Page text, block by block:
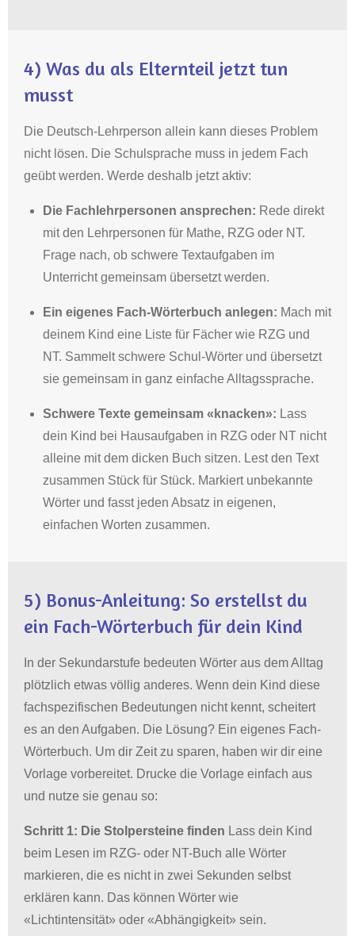
4) Was du als Elternteil jetzt tun
musst
Die Deutsch-Lehrperson allein kann dieses Problem
nicht lösen. Die Schulsprache muss in jedem Fach
geübt werden. Werde deshalb jetzt aktiv:
Die Fachlehrpersonen ansprechen: Rede direkt
mit den Lehrpersonen für Mathe, RZG oder NT.
Frage nach, ob schwere Textaufgaben im
Unterricht gemeinsam übersetzt werden.
Ein eigenes Fach-Wörterbuch anlegen: Mach mit
deinem Kind eine Liste für Fächer wie RZG und
NT. Sammelt schwere Schul-Wörter und übersetzt
sie gemeinsam in ganz einfache Alltagssprache.
Schwere Texte gemeinsam «knacken»: Lass
dein Kind bei Hausaufgaben in RZG oder NT nicht
alleine mit dem dicken Buch sitzen. Lest den Text
zusammen Stück für Stück. Markiert unbekannte
Wörter und fasst jeden Absatz in eigenen,
einfachen Worten zusammen.
5) Bonus-Anleitung: So erstellst du
ein Fach-Wörterbuch für dein Kind
In der Sekundarstufe bedeuten Wörter aus dem Alltag
plötzlich etwas völlig anderes. Wenn dein Kind diese
fachspezifischen Bedeutungen nicht kennt, scheitert
es an den Aufgaben. Die Lösung? Ein eigenes Fach-
Wörterbuch. Um dir Zeit zu sparen, haben wir dir eine
Vorlage vorbereitet. Drucke die Vorlage einfach aus
und nutze sie genau so:
Schritt 1: Die Stolpersteine finden Lass dein Kind
beim Lesen im RZG- oder NT-Buch alle Wörter
markieren, die es nicht in zwei Sekunden selbst
erklären kann. Das können Wörter wie
«Lichtintensität» oder «Abhängigkeit» sein.